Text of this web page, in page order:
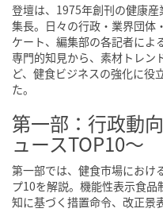
登壇は、1975年創刊の健康
集長。日々の行政・業界団体
ケート、編集部の各記者によ
専門的知見から、素材トレン
ど、健食ビジネスの強化に役
た。
第一部：行政動
ュースTOP10〜
第一部では、健食市場におけ
プ10を解説。機能性表示食
知に基づく措置命令、改正景